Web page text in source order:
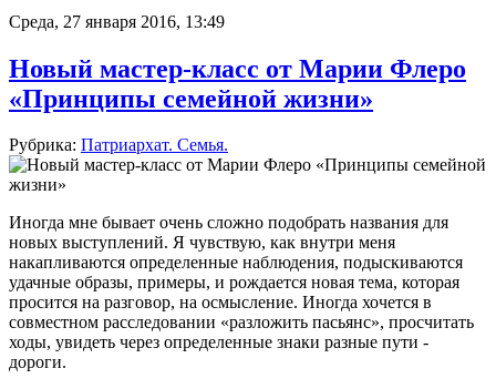
Среда, 27 января 2016, 13:49
Новый мастер-класс от Марии Флеро
«Принципы семейной жизни»
Рубрика: Патриархат. Семья.
Иногда мне бывает очень сложно подобрать названия для
новых выступлений. Я чувствую, как внутри меня
накапливаются определенные наблюдения, подыскиваются
удачные образы, примеры, и рождается новая тема, которая
просится на разговор, на осмысление. Иногда хочется в
совместном расследовании «разложить пасьянс», просчитать
ходы, увидеть через определенные знаки разные пути -
дороги.